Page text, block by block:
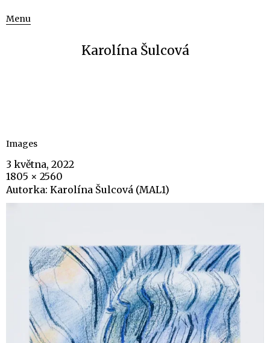
Menu
Karolína Šulcová
Images
3 května, 2022
1805 × 2560
Autorka: Karolína Šulcová (MAL1)